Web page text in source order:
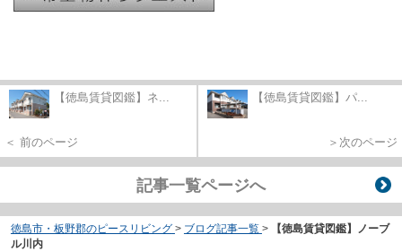
【徳島賃貸図鑑】ネ...
＜ 前のページ
【徳島賃貸図鑑】パ...
＞次のページ
記事一覧ページへ
徳島市・板野郡のピースリビング > ブログ記事一覧 >
【徳島賃貸図鑑】ノーブ
ル川内